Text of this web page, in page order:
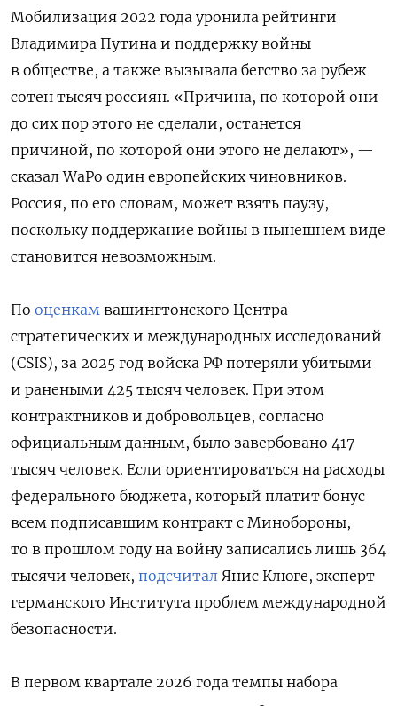
Мобилизация 2022 года уронила рейтинги
Владимира Путина и поддержку войны
в обществе, а также вызывала бегство за рубеж
сотен тысяч россиян. «Причина, по которой они
до сих пор этого не сделали, останется
причиной, по которой они этого не делают», —
сказал WaPo один европейских чиновников.
Россия, по его словам, может взять паузу,
поскольку поддержание войны в нынешнем виде
становится невозможным.
По оценкам вашингтонского Центра
стратегических и международных исследований
(CSIS), за 2025 год войска РФ потеряли убитыми
и ранеными 425 тысяч человек. При этом
контрактников и добровольцев, согласно
официальным данным, было завербовано 417
тысяч человек. Если ориентироваться на расходы
федерального бюджета, который платит бонус
всем подписавшим контракт с Минобороны,
то в прошлом году на войну записались лишь 364
тысячи человек, подсчитал Янис Клюге, эксперт
германского Института проблем международной
безопасности.
В первом квартале 2026 года темпы набора